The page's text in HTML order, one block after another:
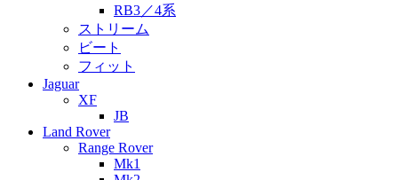
RB3／4系
ストリーム
ビート
フィット
Jaguar
XF
JB
Land Rover
Range Rover
Mk1